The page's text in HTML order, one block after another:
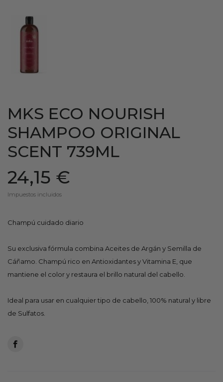
MKS ECO NOURISH
SHAMPOO ORIGINAL
SCENT 739ML
24,15 €
Impuestos incluidos
Champú cuidado diario
Su exclusiva fórmula combina Aceites de Argán y Semilla de
Cáñamo. Champú rico en Antioxidantes y Vitamina E, que
mantiene el color y restaura el brillo natural del cabello.
Ideal para usar en cualquier tipo de cabello, 100% natural y libre
de Sulfatos.